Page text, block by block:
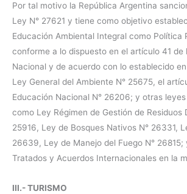
Por tal motivo la República Argentina
Ley N° 27621 y tiene como objetivo
Educación Ambiental Integral como Política
conforme a lo dispuesto en el artículo 41 de
Nacional y de acuerdo con lo establecido
Ley General del Ambiente N° 25675, el
Educación Nacional N° 26206; y otras
como Ley Régimen de Gestión de Residuos
25916, Ley de Bosques Nativos N° 26331,
26639, Ley de Manejo del Fuego N° 26815;
Tratados y Acuerdos Internacionales en la
III.- TURISMO